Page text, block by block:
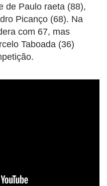
de Paulo raeta (88),
Picanço (68). Na
com 67, mas
Taboada (36)